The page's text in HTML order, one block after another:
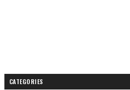
CATEGORIES